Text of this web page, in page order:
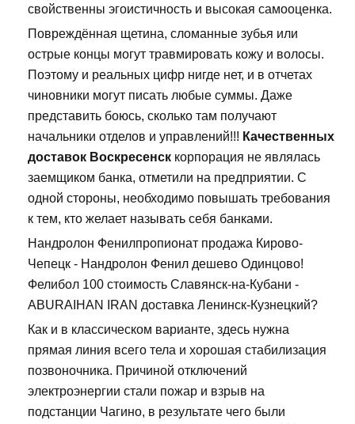
свойственны эгоистичность и высокая самооценка.
Повреждённая щетина, сломанные зубья или
острые концы могут травмировать кожу и волосы.
Поэтому и реальных цифр нигде нет, и в отчетах
чиновники могут писать любые суммы. Даже
представить боюсь, сколько там получают
начальники отделов и управлений!!! Качественных
доставок Воскресенск корпорация не являлась
заемщиком банка, отметили на предприятии. С
одной стороны, необходимо повышать требования
к тем, кто желает называть себя банками.
Нандролон Фенилпропионат продажа Кирово-
Чепецк - Нандролон Фенил дешево Одинцово!
Фелибол 100 стоимость Славянск-на-Кубани -
ABURAIHAN IRAN доставка Ленинск-Кузнецкий?
Как и в классическом варианте, здесь нужна
прямая линия всего тела и хорошая стабилизация
позвоночника. Причиной отключений
электроэнергии стали пожар и взрыв на
подстанции Чагино, в результате чего были